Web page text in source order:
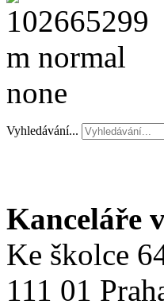
Vyhledávání...
Kanceláře
Ke školce
111 01